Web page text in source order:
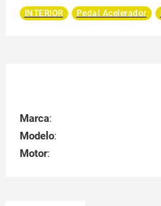
INTERIOR Pedal Acelerador
Marca:
Modelo:
Motor: